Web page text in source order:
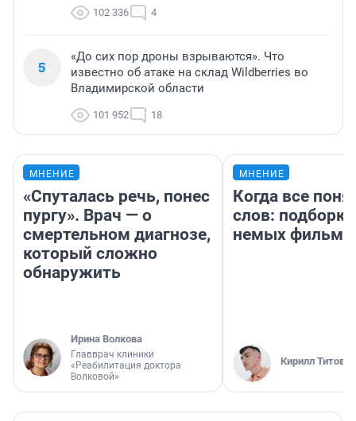
102 336 4
5
«До сих пор дроны взрываются». Что
известно об атаке на склад Wildberries во
Владимирской области
101 952 18
МНЕНИЕ
«Спуталась речь, понес
пургу». Врач — о
смертельном диагнозе,
который сложно
обнаружить
Ирина Волкова
Главврач клиники
«Реабилитация доктора
Волковой»
МНЕНИЕ
Когда все
слов:
немых
Кирилл Титов